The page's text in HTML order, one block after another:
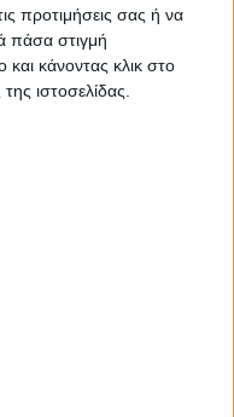
προτιμήσεις σας ή να
πάσα στιγμή
κάνοντας κλικ στο
ιστοσελίδας.